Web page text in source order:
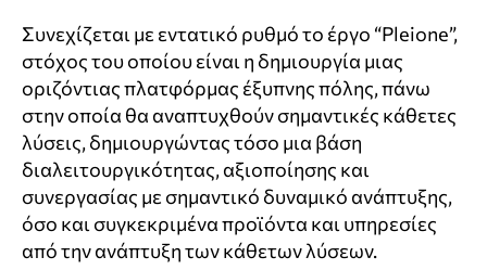
Συνεχίζεται με εντατικό ρυθμό το έργο “Pleione”,
στόχος του οποίου είναι η δημιουργία μιας
οριζόντιας πλατφόρμας έξυπνης πόλης, πάνω
στην οποία θα αναπτυχθούν σημαντικές κάθετες
λύσεις, δημιουργώντας τόσο μια βάση
διαλειτουργικότητας, αξιοποίησης και
συνεργασίας με σημαντικό δυναμικό ανάπτυξης,
όσο και συγκεκριμένα προϊόντα και υπηρεσίες
από την ανάπτυξη των κάθετων λύσεων.